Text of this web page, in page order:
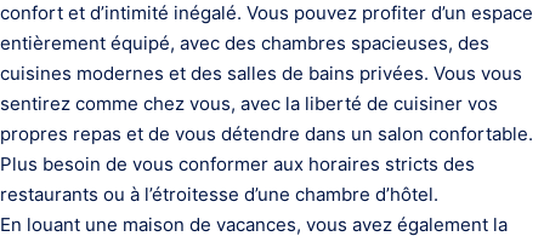
confort et d’intimité inégalé. Vous pouvez profiter d’un espace
entièrement équipé, avec des chambres spacieuses, des
cuisines modernes et des salles de bains privées. Vous vous
sentirez comme chez vous, avec la liberté de cuisiner vos
propres repas et de vous détendre dans un salon confortable.
Plus besoin de vous conformer aux horaires stricts des
restaurants ou à l’étroitesse d’une chambre d’hôtel.
En louant une maison de vacances, vous avez également la